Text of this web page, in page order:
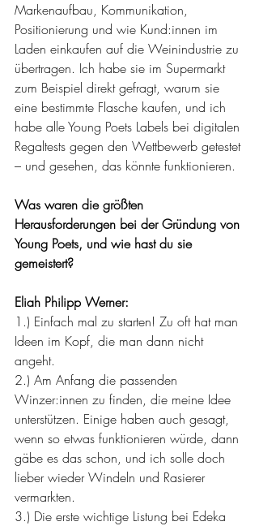
Markenaufbau, Kommunikation,
Positionierung und wie Kund:innen im
Laden einkaufen auf die Weinindustrie zu
übertragen. Ich habe sie im Supermarkt
zum Beispiel direkt gefragt, warum sie
eine bestimmte Flasche kaufen, und ich
habe alle Young Poets Labels bei digitalen
Regaltests gegen den Wettbewerb getestet
– und gesehen, das könnte funktionieren.
Was waren die größten
Herausforderungen bei der Gründung von
Young Poets, und wie hast du sie
gemeistert?
Eliah Philipp Werner:
1.) Einfach mal zu starten! Zu oft hat man
Ideen im Kopf, die man dann nicht
angeht.
2.) Am Anfang die passenden
Winzer:innen zu finden, die meine Idee
unterstützen. Einige haben auch gesagt,
wenn so etwas funktionieren würde, dann
gäbe es das schon, und ich solle doch
lieber wieder Windeln und Rasierer
vermarkten.
3.) Die erste wichtige Listung bei Edeka